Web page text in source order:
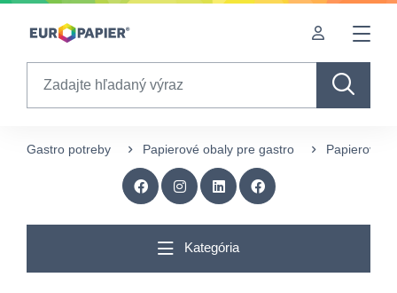
Table Of Content
Doplnkové produkty
Zaujímavé produkty pre Vás
Gastro potreby Papierové obaly pre gastro Papierové
Kategória